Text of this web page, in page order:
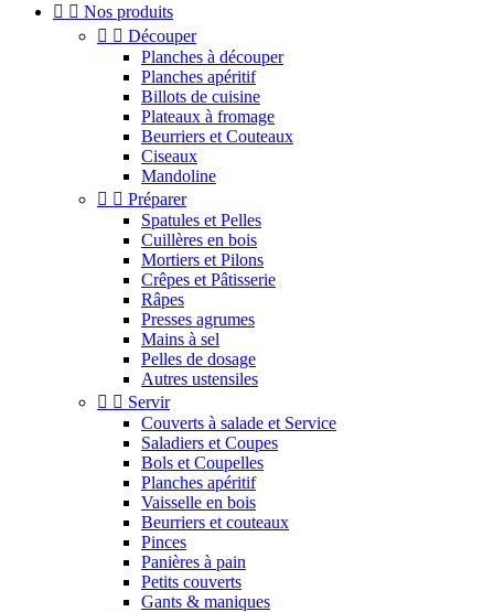
  Nos produits
  Découper
Planches à découper
Planches apéritif
Billots de cuisine
Plateaux à fromage
Beurriers et Couteaux
Ciseaux
Mandoline
  Préparer
Spatules et Pelles
Cuillères en bois
Mortiers et Pilons
Crêpes et Pâtisserie
Râpes
Presses agrumes
Mains à sel
Pelles de dosage
Autres ustensiles
  Servir
Couverts à salade et Service
Saladiers et Coupes
Bols et Coupelles
Planches apéritif
Vaisselle en bois
Beurriers et couteaux
Pinces
Panières à pain
Petits couverts
Gants & maniques